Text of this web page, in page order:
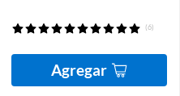
(6)
Agregar